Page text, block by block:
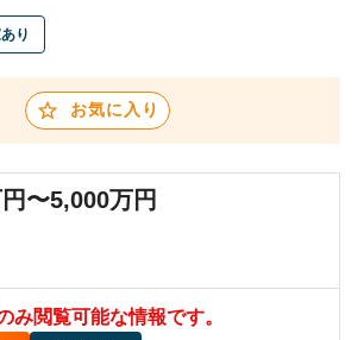
へ
り
お気に入り
〜5,000万円
み閲覧可能な情報です。